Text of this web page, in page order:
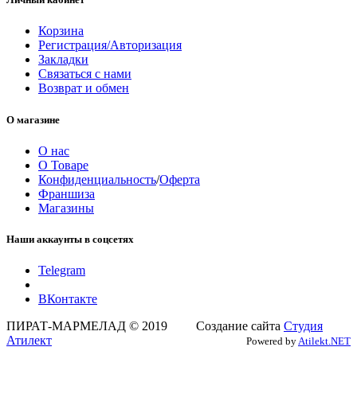
Корзина
Регистрация/Авторизация
Закладки
Связаться с нами
Возврат и обмен
О магазине
О нас
О Товаре
Конфиденциальность/Оферта
Франшиза
Магазины
Наши аккаунты в соцсетях
Telegram
ВКонтакте
ПИРАТ-МАРМЕЛАД © 2019 Создание сайта Студия
Атилект
Powered byAtilekt.NET